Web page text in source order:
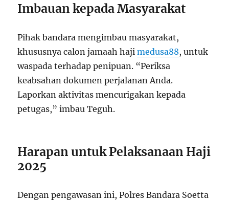
Imbauan kepada Masyarakat
Pihak bandara mengimbau masyarakat,
khususnya calon jamaah hajimedusa88, untuk
waspada terhadap penipuan. “Periksa
keabsahan dokumen perjalanan Anda.
Laporkan aktivitas mencurigakan kepada
petugas,” imbau Teguh.
Harapan untuk Pelaksanaan Haji
2025
Dengan pengawasan ini, Polres Bandara Soetta